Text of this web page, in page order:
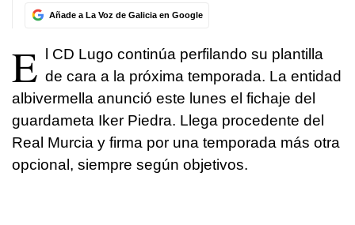
Añade a La Voz de Galicia en Google
E l CD Lugo continúa perfilando su plantilla
de cara a la próxima temporada. La entidad
albivermella anunció este lunes el fichaje del
guardameta Iker Piedra. Llega procedente del
Real Murcia y firma por una temporada más otra
opcional, siempre según objetivos.